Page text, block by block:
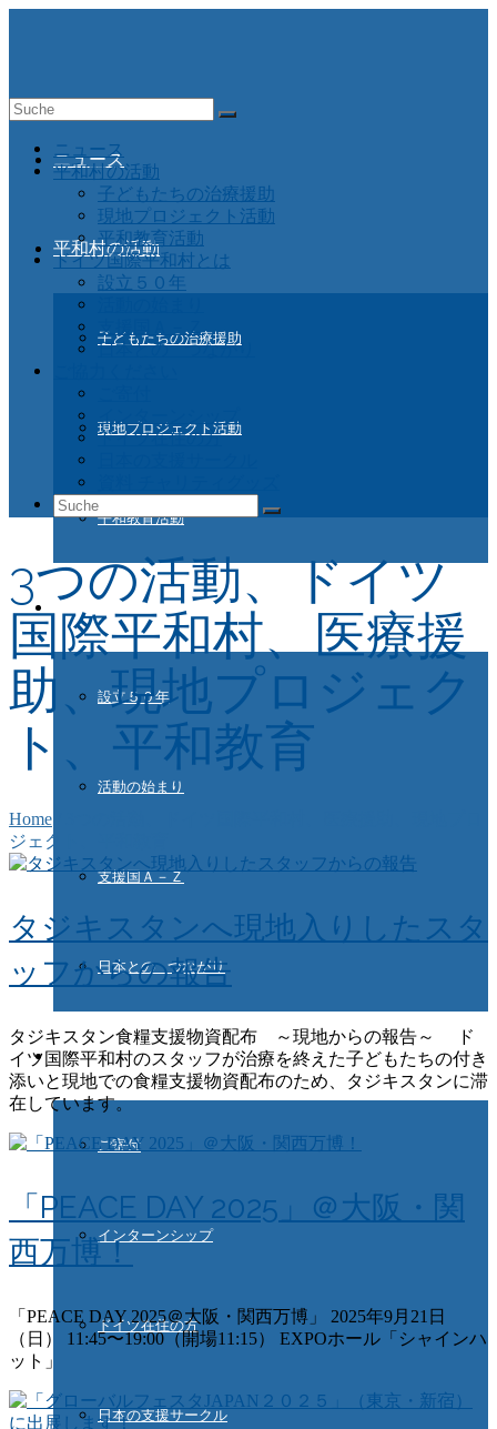
ニュース
平和村の活動
子どもたちの治療援助
現地プロジェクト活動
平和教育活動
ドイツ国際平和村とは
設立５０年
活動の始まり
支援国Ａ－Ｚ
日本との つながり
ご協力ください
ご寄付
インターンシップ
ドイツ在住の方
日本の支援サークル
Suche
ニュース
平和村の活動
子どもたちの治療援助
現地プロジェクト活動
平和教育活動
ドイツ国際平和村とは
設立５０年
支援国Ａ－Ｚ
日本との つながり
インターンシップ
ドイツ在住の方
Suche
nach:
3つの活動、ドイツ
国際平和村、医療援
助、現地プロジェク
ト、平和教育
Home
ジェクト、平和教育
タジキスタンへ現地入りしたスタ
ッフからの報告
タジキスタン食糧支援物資配布 ～現地からの報告～ ド
イツ国際平和村のスタッフが治療を終えた子どもたちの付き
添いと現地での食糧支援物資配布のため、タジキスタンに滞
在しています。
「PEACE DAY 2025」＠大阪・関
西万博！
「PEACE DAY 2025＠大阪・関西万博」 2025年9月21日
（日） 11:45〜19:00（開場11:15） EXPOホール「シャインハ
ット」